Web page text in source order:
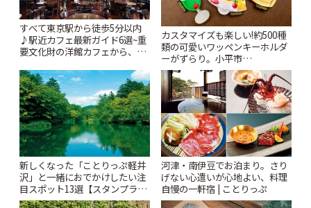
すべて東京駅から徒歩5分以内
♪駅近カフェ最新ガイド6選~重
要文化財の洋館カフェから、改
りっぷ
カスタマイズも楽しい!約500種
類の可愛いワッペンキーホルダ
ーがずらり。小平市
「Kimamaya T&K」 | ことりっ
ぷ
新しくなった「ことりっぷ軽井
沢」と一緒におでかけしたい注
目スポット13選【スタンプラリ
ー開催中】 | ことりっぷ
河津・南伊豆でお泊まり。さり
げない心遣いが心地よい、料理
自慢の一軒宿 | ことりっぷ